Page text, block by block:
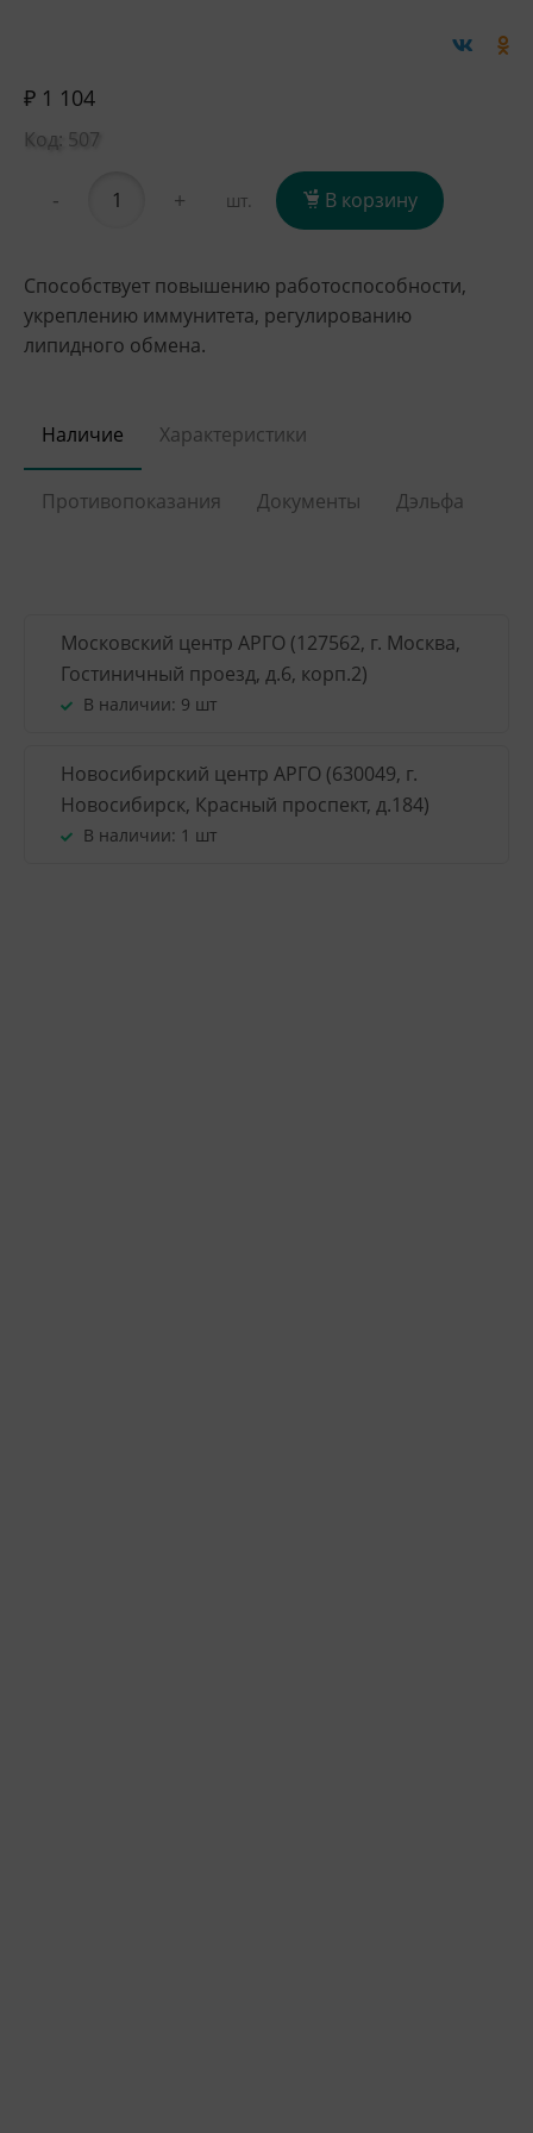
₽ 1 104
Код: 507
- + шт. В корзину
Способствует повышению работоспособности,
укреплению иммунитета, регулированию
липидного обмена.
Наличие Характеристики
Противопоказания Документы Дэльфа
Московский центр АРГО (127562, г. Москва,
Гостиничный проезд, д.6, корп.2)
В наличии: 9 шт
Новосибирский центр АРГО (630049, г.
Новосибирск, Красный проспект, д.184)
В наличии: 1 шт